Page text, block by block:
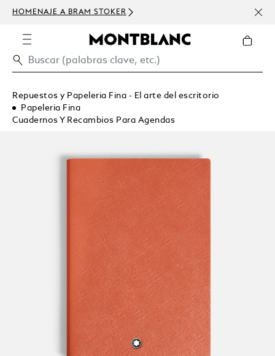
HOMENAJE A BRAM STOKER
USD
Repuestos y Papeleria Fina - El arte del escritorio
Papeleria Fina
Cuadernos Y Recambios Para Agendas